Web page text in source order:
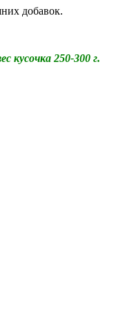
добавок.
кусочка 250-300 г.